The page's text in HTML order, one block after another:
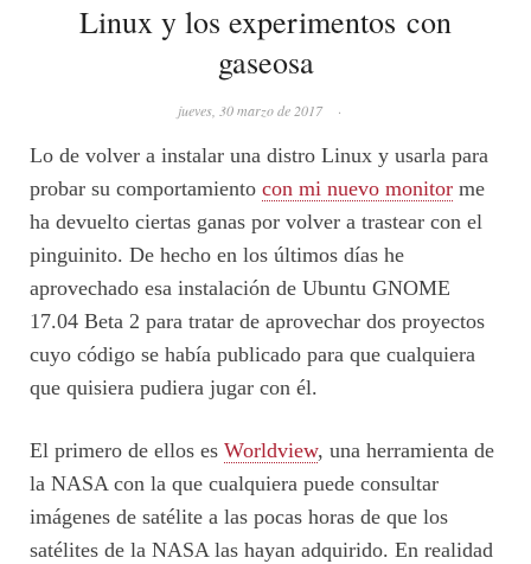
Linux y los experimentos con
gaseosa
jueves, 30 marzo de 2017 ·
Lo de volver a instalar una distro Linux y usarla para
probar su comportamiento con mi nuevo monitor me
ha devuelto ciertas ganas por volver a trastear con el
pinguinito. De hecho en los últimos días he
aprovechado esa instalación de Ubuntu GNOME
17.04 Beta 2 para tratar de aprovechar dos proyectos
cuyo código se había publicado para que cualquiera
que quisiera pudiera jugar con él.
El primero de ellos es Worldview, una herramienta de
la NASA con la que cualquiera puede consultar
imágenes de satélite a las pocas horas de que los
satélites de la NASA las hayan adquirido. En realidad